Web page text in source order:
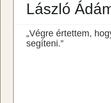
László
„Végre értettem,
segíteni.”